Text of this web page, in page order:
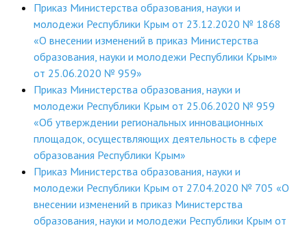
Приказ Министерства образования, науки и
молодежи Республики Крым от 23.12.2020 № 1868
«О внесении изменений в приказ Министерства
образования, науки и молодежи Республики Крым»
от 25.06.2020 № 959»
Приказ Министерства образования, науки и
молодежи Республики Крым от 25.06.2020 № 959
«Об утверждении региональных инновационных
площадок, осуществляющих деятельность в сфере
образования Республики Крым»
Приказ Министерства образования, науки и
молодежи Республики Крым от 27.04.2020 № 705 «О
внесении изменений в приказ Министерства
образования, науки и молодежи Республики Крым от